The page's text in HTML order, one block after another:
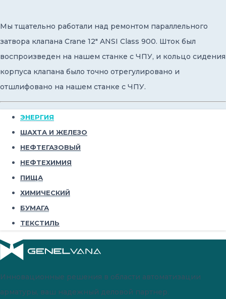
Мы тщательно работали над ремонтом параллельного
затвора клапана Crane 12" ANSI Class 900. Шток был
воспроизведен на нашем станке с ЧПУ, и кольцо сидения
корпуса клапана было точно отрегулировано и
отшлифовано на нашем станке с ЧПУ.
ЭНЕРГИЯ
ШАХТА И ЖЕЛЕЗО
НЕФТЕГАЗОВЫЙ
НЕФТЕХИМИЯ
ПИЩА
ХИМИЧЕСКИЙ
БУМАГА
ТЕКСТИЛЬ
Инновационные решения в области автоматизации
арматуры, ваш надежный деловой партнер.